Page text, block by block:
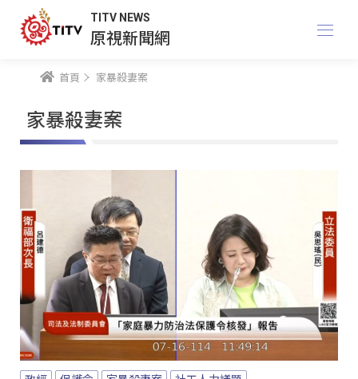
TITV NEWS
原視新聞網
首頁 家暴殺妻案
家暴殺妻案